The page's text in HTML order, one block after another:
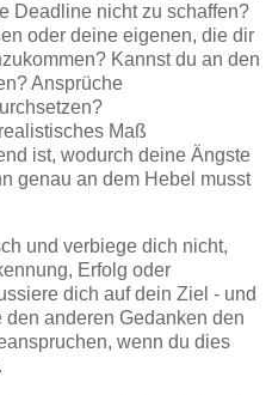
Deadline nicht zu schaffen?
oder deine eigenen, die dir
Kannst du an den
Ansprüche
Maß
ist, wodurch deine Ängste
genau an dem Hebel musst
und verbiege dich nicht,
Erfolg oder
dich auf dein Ziel - und
anderen Gedanken den
wenn du dies